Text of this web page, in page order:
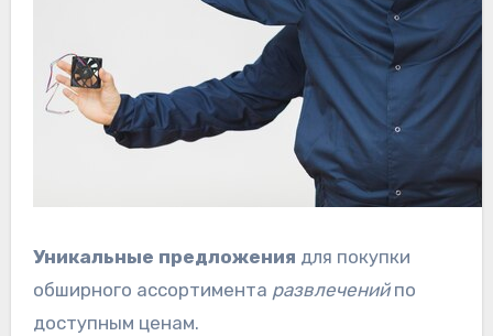
Уникальные предложения для покупки
обширного ассортимента развлеченийпо
доступным ценам.